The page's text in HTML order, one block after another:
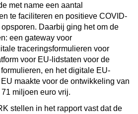
met name een aantal
te faciliteren en positieve COVID-
Daarbij ging het om de
een gateway voor
traceringsformulieren voor
voor EU-lidstaten voor de
en het digitale EU-
maakte voor de ontwikkeling van
miljoen euro vrij.
stellen in het rapport vast dat de